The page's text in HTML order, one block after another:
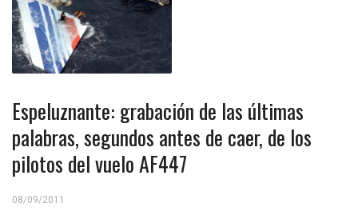
Espeluznante: grabación de las últimas
palabras, segundos antes de caer, de los
pilotos del vuelo AF447
08/09/2011